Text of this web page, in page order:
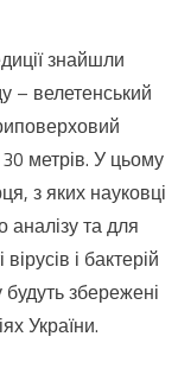
знайшли
– велетенський
метрів. У цьому
з яких науковці
аналізу та для
і бактерій
збережені
України.